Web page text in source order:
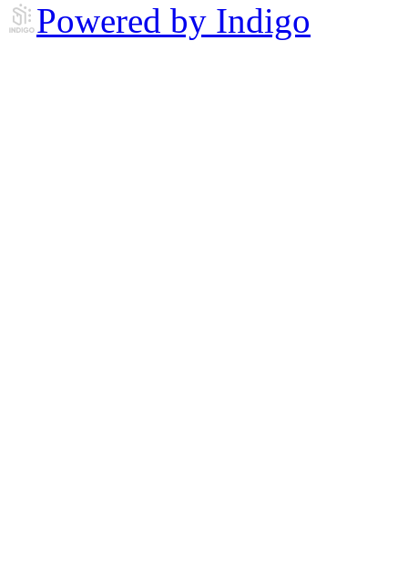
Powered by Indigo